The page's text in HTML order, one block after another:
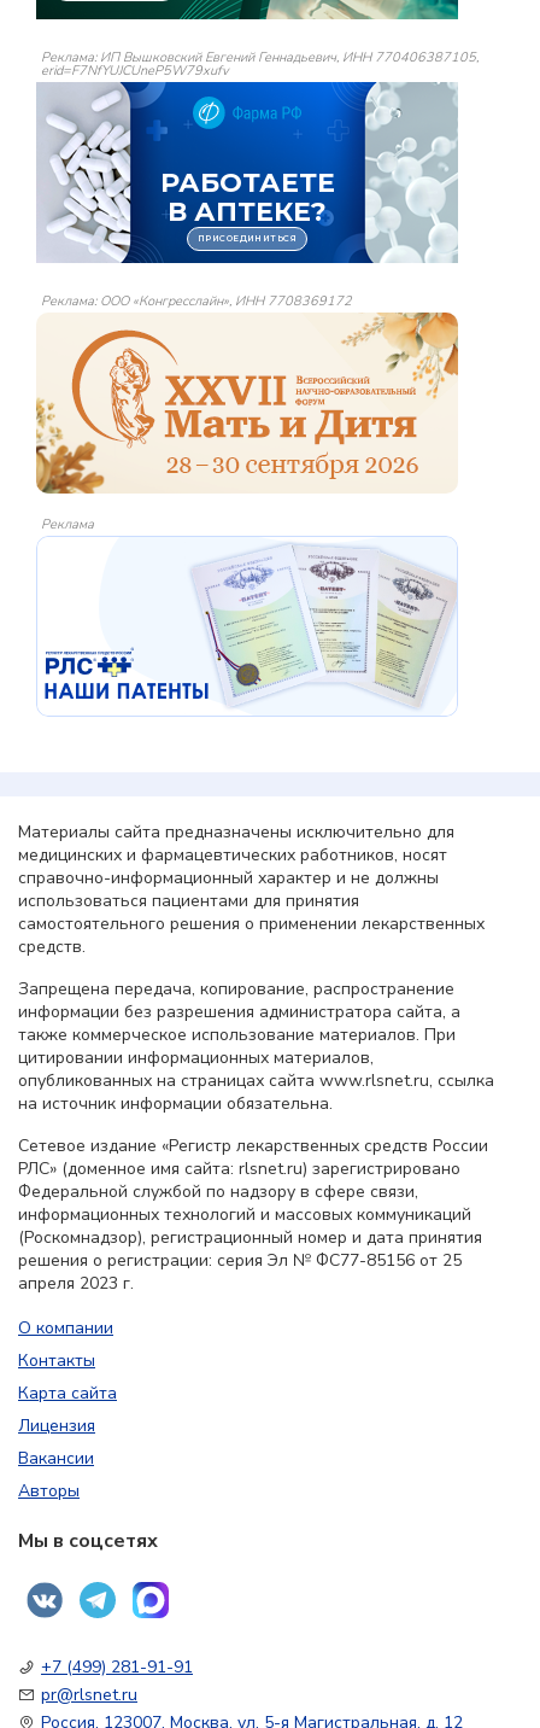
Реклама: ИП Вышковский Евгений Геннадьевич, ИНН 770406387105,
erid=F7NfYUJCUneP5W79xufv
Реклама: ООО «Конгресслайн», ИНН 7708369172
Реклама
Материалы сайта предназначены исключительно для
медицинских и фармацевтических работников, носят
справочно-информационный характер и не должны
использоваться пациентами для принятия
самостоятельного решения о применении лекарственных
средств.
Запрещена передача, копирование, распространение
информации без разрешения администратора сайта, а
также коммерческое использование материалов. При
цитировании информационных материалов,
опубликованных на страницах сайта www.rlsnet.ru, ссылка
на источник информации обязательна.
Сетевое издание «Регистр лекарственных средств России
РЛС» (доменное имя сайта: rlsnet.ru) зарегистрировано
Федеральной службой по надзору в сфере связи,
информационных технологий и массовых коммуникаций
(Роскомнадзор), регистрационный номер и дата принятия
решения о регистрации: серия Эл № ФС77-85156 от 25
апреля 2023 г.
О компании
Контакты
Карта сайта
Лицензия
Вакансии
Авторы
Мы в соцсетях
+7 (499) 281-91-91
pr@rlsnet.ru
Россия, 123007, Москва, ул. 5-я Магистральная, д. 12